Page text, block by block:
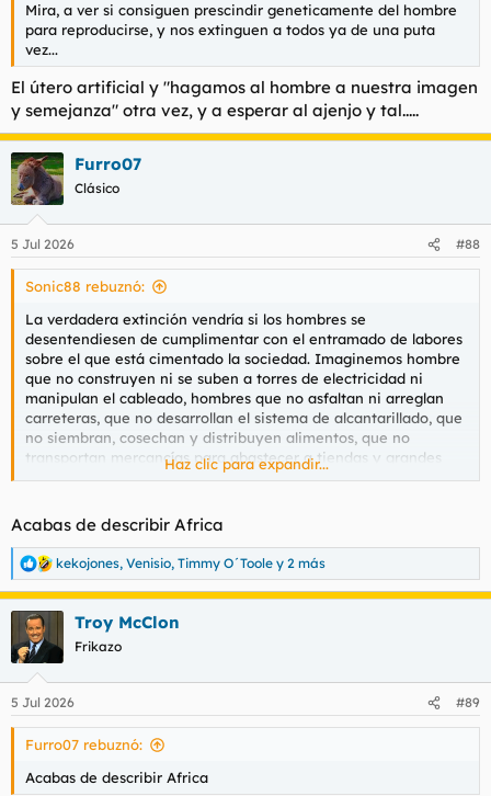
Mira, a ver si consiguen prescindir geneticamente del hombre
para reproducirse, y nos extinguen a todos ya de una puta
vez...
El útero artificial y "hagamos al hombre a nuestra imagen
y semejanza" otra vez, y a esperar al ajenjo y tal.....
Furro07
Clásico
5 Jul 2026 #88
Sonic88 rebuznó:
La verdadera extinción vendría si los hombres se
desentendiesen de cumplimentar con el entramado de labores
sobre el que está cimentado la sociedad. Imaginemos hombre
que no construyen ni se suben a torres de electricidad ni
manipulan el cableado, hombres que no asfaltan ni arreglan
carreteras, que no desarrollan el sistema de alcantarillado, que
no siembran, cosechan y distribuyen alimentos, que no
transportan mercancías para abastecer a tiendas y grandes
superficies y así podría estar hasta la noche. Los trabajos de
maestras, enfermeras, algunas cocineras, carteras,
trabajadoras en tienda de ropa, limpiadoras, comerciales,
recepcionistas, telefonistas, cantantes, presentadoras y
médicas. Todas estas profesiones las pueden hacer igual o más
eficientemente hombres, las pocas de las muchas que he
nombrado por hombres no pasaría al contrario.
Haz clic para expandir...
Acabas de describir Africa
R
e
a
c
i
e
s
kekojones, Venisio, Timmy O´Toole y 2 más
Troy McClon
Frikazo
5 Jul 2026 #89
Furro07 rebuznó:
Acabas de describir Africa